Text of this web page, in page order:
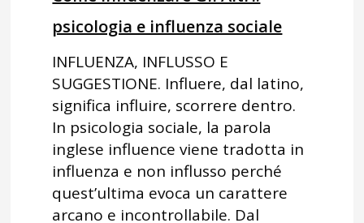
psicologia e influenza sociale
INFLUENZA, INFLUSSO E
SUGGESTIONE. Influere, dal latino,
significa influire, scorrere dentro.
In psicologia sociale, la parola
inglese influence viene tradotta in
influenza e non influsso perché
quest’ultima evoca un carattere
arcano e incontrollabile. Dal